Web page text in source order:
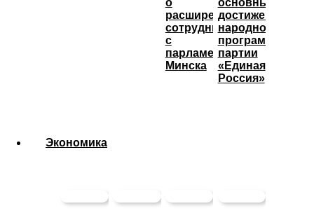
о
расширении
сотрудничества
с
парламентом
Минска
основные
достижения
народной
программы
партии
«Единая
Россия»
Экономика